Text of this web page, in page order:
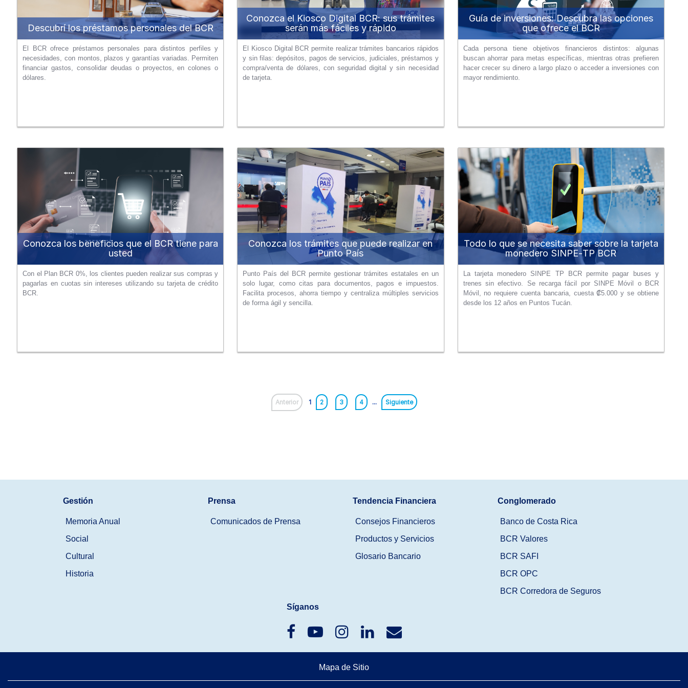
Descubrí los préstamos personales del BCR
El BCR ofrece préstamos personales para distintos perfiles y
necesidades, con montos, plazos y garantías variadas. Permiten
financiar gastos, consolidar deudas o proyectos, en colones o
dólares.
Conozca el Kiosco Digital BCR: sus trámites
serán más fáciles y rápido
El Kiosco Digital BCR permite realizar trámites bancarios rápidos
y sin filas: depósitos, pagos de servicios, judiciales, préstamos y
compra/venta de dólares, con seguridad digital y sin necesidad
de tarjeta.
Guía de inversiones: Descubra las opciones
que ofrece el BCR
Cada persona tiene objetivos financieros distintos: algunas
buscan ahorrar para metas específicas, mientras otras prefieren
hacer crecer su dinero a largo plazo o acceder a inversiones con
mayor rendimiento.
Conozca los beneficios que el BCR tiene para
usted
Con el Plan BCR 0%, los clientes pueden realizar sus compras y
pagarlas en cuotas sin intereses utilizando su tarjeta de crédito
BCR.
Conozca los trámites que puede realizar en
Punto País
Punto País del BCR permite gestionar trámites estatales en un
solo lugar, como citas para documentos, pagos e impuestos.
Facilita procesos, ahorra tiempo y centraliza múltiples servicios
de forma ágil y sencilla.
Todo lo que se necesita saber sobre la tarjeta
monedero SINPE‑TP BCR
La tarjeta monedero SINPE TP BCR permite pagar buses y
trenes sin efectivo. Se recarga fácil por SINPE Móvil o BCR
Móvil, no requiere cuenta bancaria, cuesta ₡5.000 y se obtiene
desde los 12 años en Puntos Tucán.
Anterior 1 2 3 4 ... Siguiente
Gestión
Memoria Anual
Social
Cultural
Historia
Prensa
Comunicados de Prensa
Tendencia Financiera
Consejos Financieros
Productos y Servicios
Glosario Bancario
Conglomerado
Banco de Costa Rica
BCR Valores
BCR SAFI
BCR OPC
BCR Corredora de Seguros
Síganos
Mapa de Sitio